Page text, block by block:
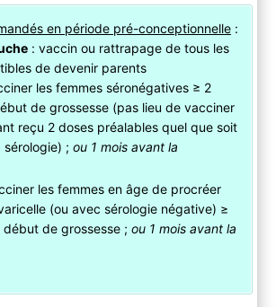
la surveillance paraclinique de la
vitaminiques
en période pré-conceptionnelle:
: vaccin ou rattrapage de tous les
de devenir parents
les femmes séronégatives ≥ 2
de grossesse (pas lieu de vacciner
reçu 2 doses préalables quel que soit
sérologie) ; ou 1 mois avant la
les femmes en âge de procréer
(ou avec sérologie négative) ≥
de grossesse ; ou 1 mois avant la